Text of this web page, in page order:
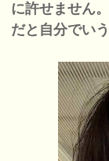
に許せません
だと自分でい